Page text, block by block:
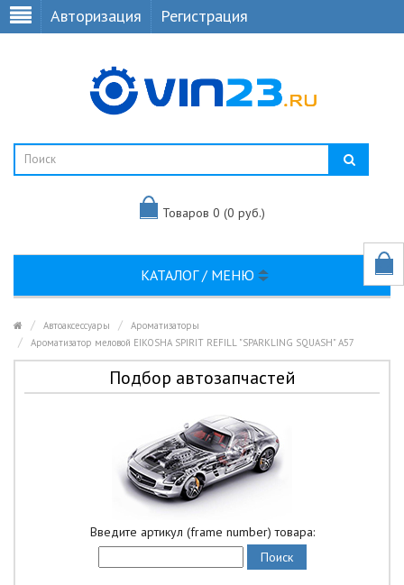
Авторизация Регистрация
Товаров 0 (0 руб.)
КАТАЛОГ / МЕНЮ
Автоаксессуары
Ароматизаторы
Ароматизатор меловой EIKOSHA SPIRIT REFILL "SPARKLING SQUASH" A57
Подбор автозапчастей
Введите артикул (frame number) товара: